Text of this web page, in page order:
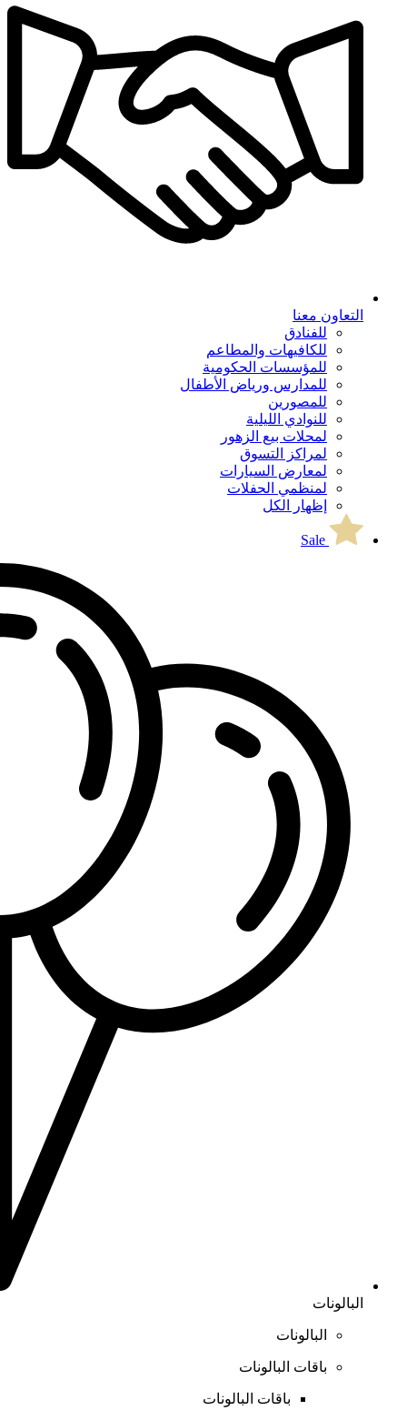
التعاون معنا
للفنادق
للكافيهات والمطاعم
للمؤسسات الحكومية
للمدارس ورياض الأطفال
للمصورين
للنوادي الليلية
لمحلات بيع الزهور
لمراكز التسوق
لمعارض السيارات
لمنظمي الحفلات
إظهار الكل
البالونات
البالونات
باقات البالونات
باقات البالونات